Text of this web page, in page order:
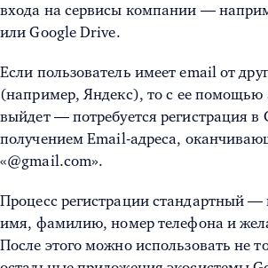
входа на сервисы компании —
или Google Drive.
Если пользователь имеет email от
(например, Яндекс), то с ее помощью
выйдет — потребуется регистрация в
получением Email-адреса,
«@gmail.com».
Процесс регистрации стандартный —
имя, фамилию, номер телефона и
После этого можно использовать не